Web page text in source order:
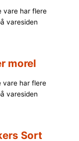
vare har flere
varesiden
morel
vare har flere
varesiden
Sort